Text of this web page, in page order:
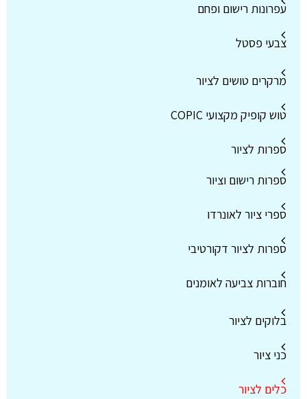
עפרונות רישום ופחם
צבעי פסטל
מרקרים טושים לציור
טוש קופיק מקצועי COPIC
ספרות לציור
ספרות רישום וציור
ספרי ציור לאונרדו
ספרות לציור דקורטיבי
חוברות צביעה לאומנים
בלוקים לציור
כני ציור
כלים לציור